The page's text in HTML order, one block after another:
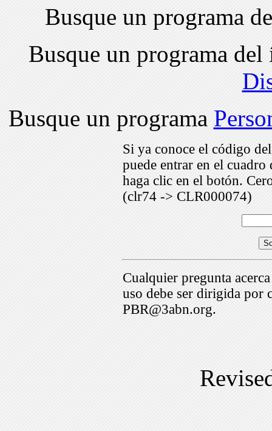
Busque un programa
Busque un programa
Busque un programa
Si ya conoce el código
puede entrar en el
haga clic en el botón.
(clr74 -> CLR000074)
Cualquier pregunta
uso debe ser dirigida por
PBR@3abn.org.